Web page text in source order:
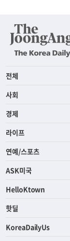
전체
사회
경제
라이프
연예/스포츠
ASK미국
HelloKtown
핫딜